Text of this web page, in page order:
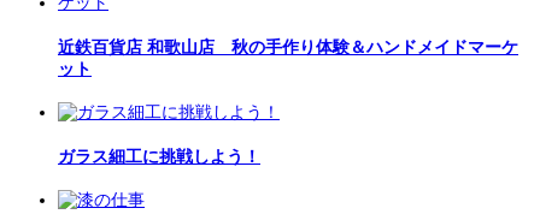
近鉄百貨店 和歌山店 秋の手作り体験＆ハンドメイドマーケ
ット
ガラス細工に挑戦しよう！